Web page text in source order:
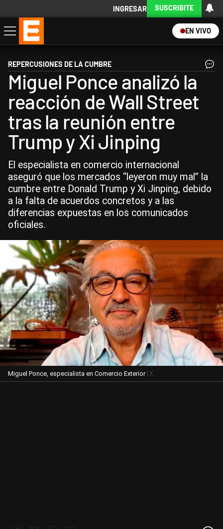
INGRESAR SUSCRIBITE
EN VIVO
Economía
Política
Internacional
Actualidad
Descargá la App
REPERCUSIONES DE LA CUMBRE
Miguel Ponce analizó la
reacción de Wall Street
tras la reunión entre
Trump y Xi Jinping
El especialista en comercio internacional
aseguró que los mercados “leyeron muy mal” la
cumbre entre Donald Trump y Xi Jinping, debido
a la falta de acuerdos concretos y a las
diferencias expuestas en los comunicados
oficiales.
Miguel Ponce, especialista en Comercio Exterior | X